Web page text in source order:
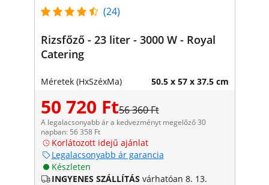
(24)
Rizsfőző - 23 liter - 3000 W - Royal
Catering
Méretek (HxSzéxMa) 50.5 x 57 x 37.5 cm
50 720 Ft56 360 Ft
A legalacsonyabb ár a kedvezményt megelőző 30
napban: 56 358 Ft
Korlátozott idejű ajánlat
Legalacsonyabb ár garancia
Készleten
INGYENES SZÁLLÍTÁS várhatóan 8. 13.